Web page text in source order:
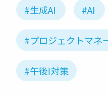
#生成AI #AI
#プロジェクトマネ
#午後Ⅰ対策